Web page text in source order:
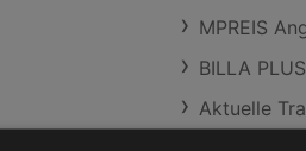
MPREIS
BILLA
Aktuelle